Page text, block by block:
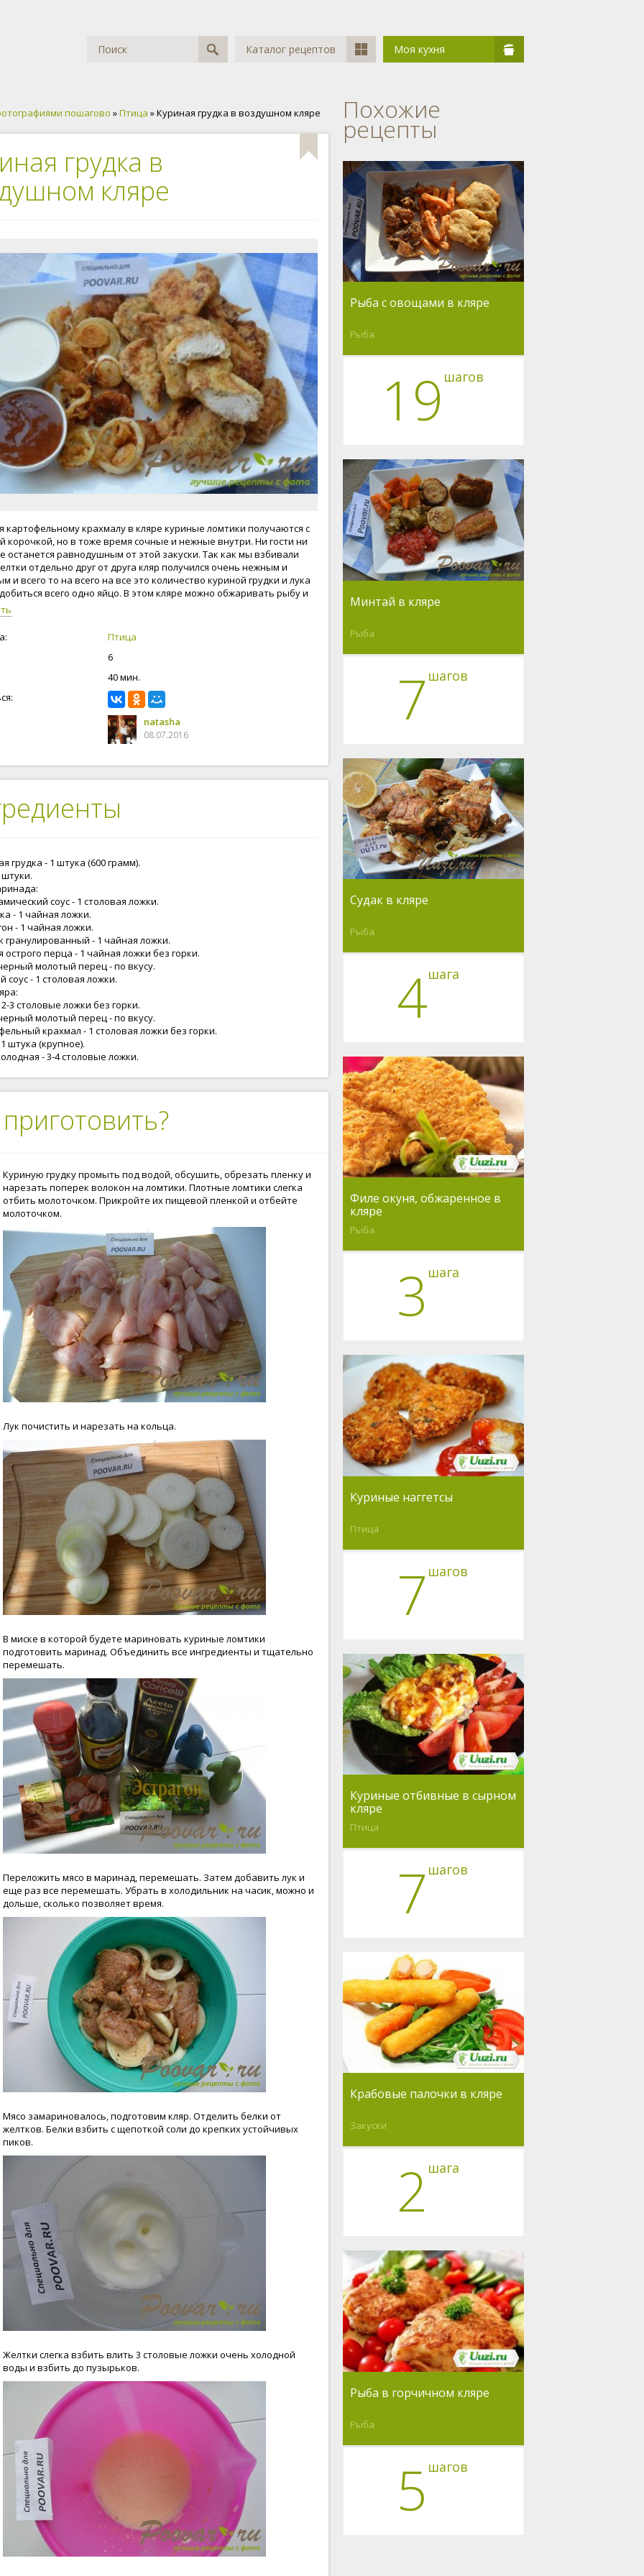
Каталог рецептов Моя кухня
пошагово »Птица » Куриная грудка в воздушном кляре
грудка в
кляре
картофельному крахмалу в кляре куриные ломтики получаются с
корочкой, но в тоже время сочные и нежные внутри. Ни гости ни
останется равнодушным от этой закуски. Так как мы взбивали
отдельно друг от друга кляр получился очень нежным и
и всего то на всего на все это количество куриной грудки и лука
всего одно яйцо. В этом кляре можно обжаривать рыбу и
Птица
6
40 мин.
natasha
08.07.2016
грудка - 1 штука (600 грамм).
штуки.
соус - 1 столовая ложки.
- 1 чайная ложки.
- 1 чайная ложки.
гранулированный - 1 чайная ложки.
острого перца - 1 чайная ложки без горки.
молотый перец - по вкусу.
соус - 1 столовая ложки.
3 столовые ложки без горки.
молотый перец - по вкусу.
крахмал - 1 столовая ложки без горки.
штука (крупное).
- 3-4 столовые ложки.
Куриную грудку промыть под водой, обсушить, обрезать пленку и
нарезать поперек волокон на ломтики. Плотные ломтики слегка
отбить молоточком. Прикройте их пищевой пленкой и отбейте
молоточком.
Лук почистить и нарезать на кольца.
В миске в которой будете мариновать куриные ломтики
подготовить маринад. Объединить все ингредиенты и тщательно
перемешать.
Переложить мясо в маринад, перемешать. Затем добавить лук и
еще раз все перемешать. Убрать в холодильник на часик, можно и
дольше, сколько позволяет время.
Мясо замариновалось, подготовим кляр. Отделить белки от
желтков. Белки взбить с щепоткой соли до крепких устойчивых
пиков.
Желтки слегка взбить влить 3 столовые ложки очень холодной
воды и взбить до пузырьков.
Похожие
рецепты
Рыба с овощами в кляре
Рыба
19 шагов
Минтай в кляре
Рыба
7 шагов
Судак в кляре
Рыба
4шага
Филе окуня, обжаренное в
кляре
Рыба
3 шага
Куриные наггетсы
Птица
7 шагов
Куриные отбивные в сырном
кляре
Птица
7 шагов
Крабовые палочки в кляре
Закуски
2 шага
Рыба в горчичном кляре
Рыба
5 шагов